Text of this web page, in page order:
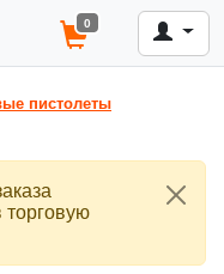
0
пистолеты
торговую